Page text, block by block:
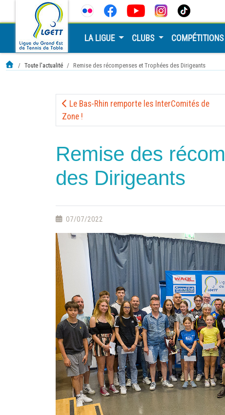
LA LIGUE CLUBS COMPÉTITIONS
Toute l'actualité Remise des récompenses et Trophées des Dirigeants
Le Bas-Rhin remporte les InterComités de
Zone !
Remise des
des Dirigeants
07/07/2022